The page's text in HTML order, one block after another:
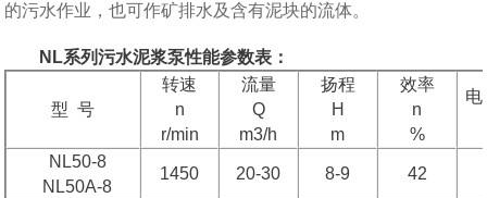
的污水作业，也可作矿排水及含有泥块的流体。
NL系列污水泥浆泵性能参数表：
型 号
转速
n
r/min
流量
Q
m3/h
扬程
H
m
效率
n
%
电
NL50-8
NL50A-8
1450 20-30 8-9 42